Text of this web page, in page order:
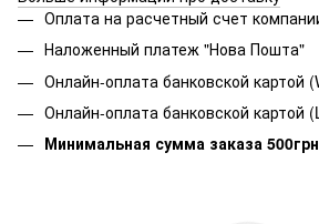
Оплата на расчетный счет
Наложенный платеж "Нова Пошта"
Онлайн-оплата банковской картой
Онлайн-оплата банковской картой
Минимальная сумма заказа